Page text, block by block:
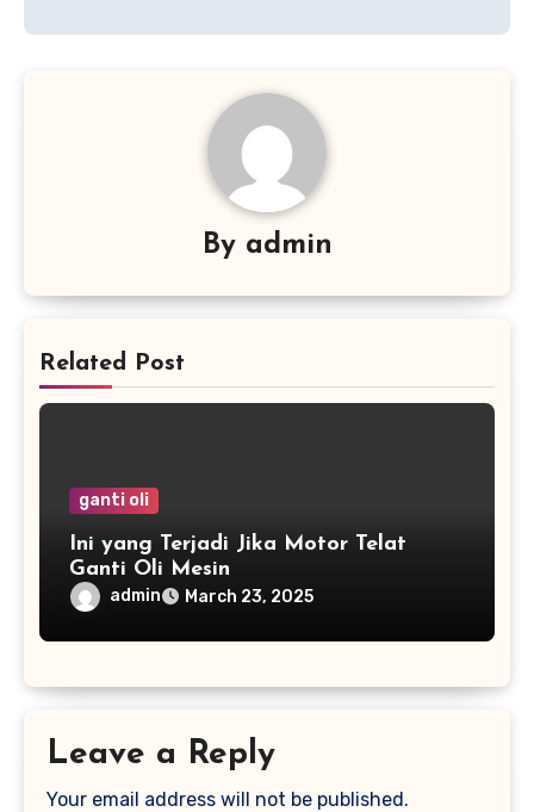
By admin
Related Post
ganti oli
Ini yang Terjadi Jika Motor Telat
Ganti Oli Mesin
admin March 23, 2025
Leave a Reply
Your email address will not be published.